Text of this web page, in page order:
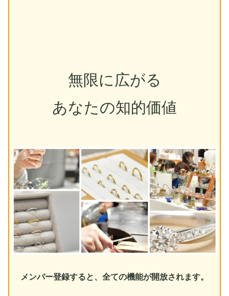
無限に広がる
あなたの知的価値
メンバー登録すると、全ての機能が開放されます。